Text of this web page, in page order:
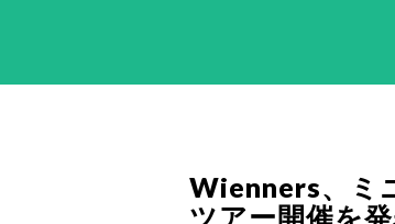
Wienners、ミ
ツアー開催を